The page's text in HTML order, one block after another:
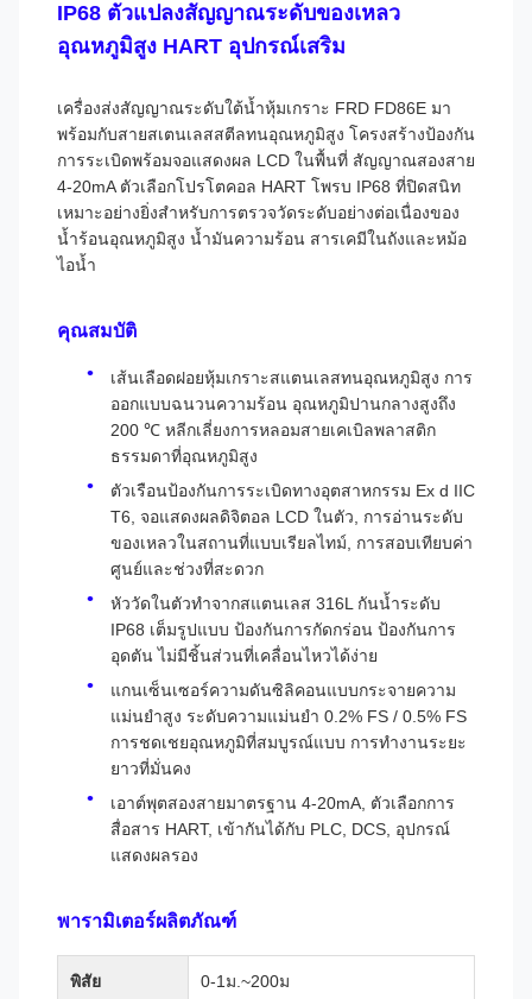
IP68 ตัวแปลงสัญญาณระดับของเหลว
อุณหภูมิสูง HART อุปกรณ์เสริม
เครื่องส่งสัญญาณระดับใต้น้ำหุ้มเกราะ FRD FD86E มา
พร้อมกับสายสเตนเลสสตีลทนอุณหภูมิสูง โครงสร้างป้องกัน
การระเบิดพร้อมจอแสดงผล LCD ในพื้นที่ สัญญาณสองสาย
4-20mA ตัวเลือกโปรโตคอล HART โพรบ IP68 ที่ปิดสนิท
เหมาะอย่างยิ่งสำหรับการตรวจวัดระดับอย่างต่อเนื่องของ
น้ำร้อนอุณหภูมิสูง น้ำมันความร้อน สารเคมีในถังและหม้อ
ไอน้ำ
คุณสมบัติ
เส้นเลือดฝอยหุ้มเกราะสแตนเลสทนอุณหภูมิสูง การ
ออกแบบฉนวนความร้อน อุณหภูมิปานกลางสูงถึง
200 ℃ หลีกเลี่ยงการหลอมสายเคเบิลพลาสติก
ธรรมดาที่อุณหภูมิสูง
ตัวเรือนป้องกันการระเบิดทางอุตสาหกรรม Ex d IIC
T6, จอแสดงผลดิจิตอล LCD ในตัว, การอ่านระดับ
ของเหลวในสถานที่แบบเรียลไทม์, การสอบเทียบค่า
ศูนย์และช่วงที่สะดวก
หัววัดในตัวทำจากสแตนเลส 316L กันน้ำระดับ
IP68 เต็มรูปแบบ ป้องกันการกัดกร่อน ป้องกันการ
อุดตัน ไม่มีชิ้นส่วนที่เคลื่อนไหวได้ง่าย
แกนเซ็นเซอร์ความดันซิลิคอนแบบกระจายความ
แม่นยำสูง ระดับความแม่นยำ 0.2% FS / 0.5% FS
การชดเชยอุณหภูมิที่สมบูรณ์แบบ การทำงานระยะ
ยาวที่มั่นคง
เอาต์พุตสองสายมาตรฐาน 4-20mA, ตัวเลือกการ
สื่อสาร HART, เข้ากันได้กับ PLC, DCS, อุปกรณ์
แสดงผลรอง
พารามิเตอร์ผลิตภัณฑ์
พิสัย 0-1ม.~200ม